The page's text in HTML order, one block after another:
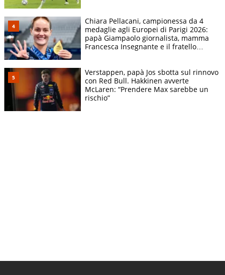
Chiara Pellacani, campionessa da 4
medaglie agli Europei di Parigi 2026:
papà Giampaolo giornalista, mamma
Francesca Insegnante e il fratello
Verstappen, papà Jos sbotta sul rinnovo
con Red Bull. Hakkinen avverte
McLaren: “Prendere Max sarebbe un
rischio”